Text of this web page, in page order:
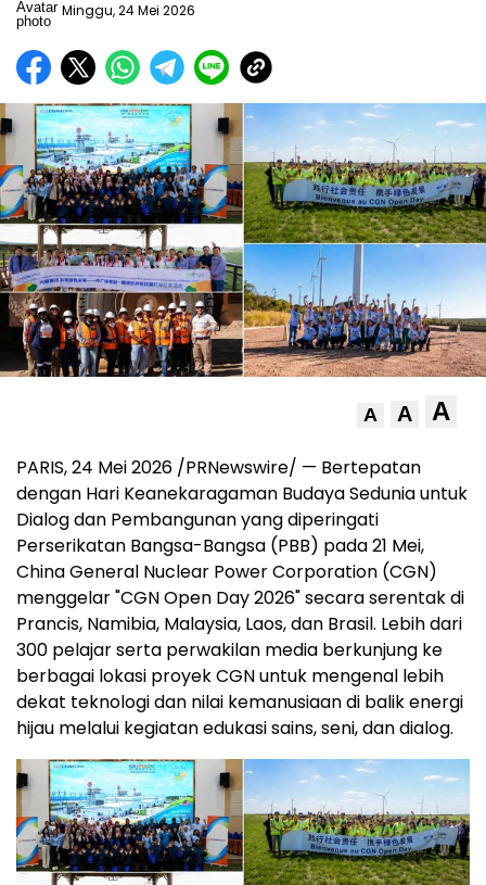
Minggu, 24 Mei 2026
A A A
PARIS, 24 Mei 2026 /PRNewswire/ — Bertepatan
dengan Hari Keanekaragaman Budaya Sedunia untuk
Dialog dan Pembangunan yang diperingati
Perserikatan Bangsa-Bangsa (PBB) pada 21 Mei,
China General Nuclear Power Corporation (CGN)
menggelar "CGN Open Day 2026" secara serentak di
Prancis, Namibia, Malaysia, Laos, dan Brasil. Lebih dari
300 pelajar serta perwakilan media berkunjung ke
berbagai lokasi proyek CGN untuk mengenal lebih
dekat teknologi dan nilai kemanusiaan di balik energi
hijau melalui kegiatan edukasi sains, seni, dan dialog.